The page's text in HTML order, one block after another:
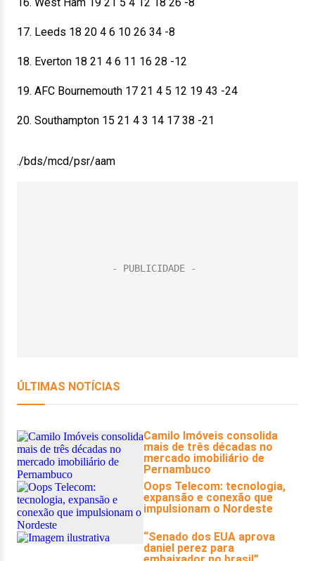
17. Leeds 18 20 4 6 10 26 34 -8
18. Everton 18 21 4 6 11 16 28 -12
19. AFC Bournemouth 17 21 4 5 12 19 43 -24
20. Southampton 15 21 4 3 14 17 38 -21
./bds/mcd/psr/aam